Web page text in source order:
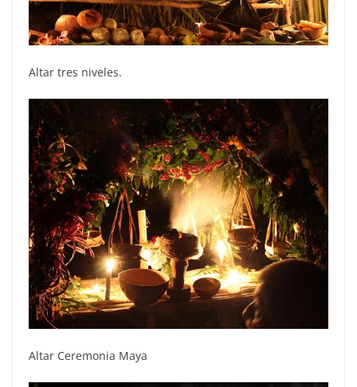
Altar tres niveles.
Altar Ceremonia Maya